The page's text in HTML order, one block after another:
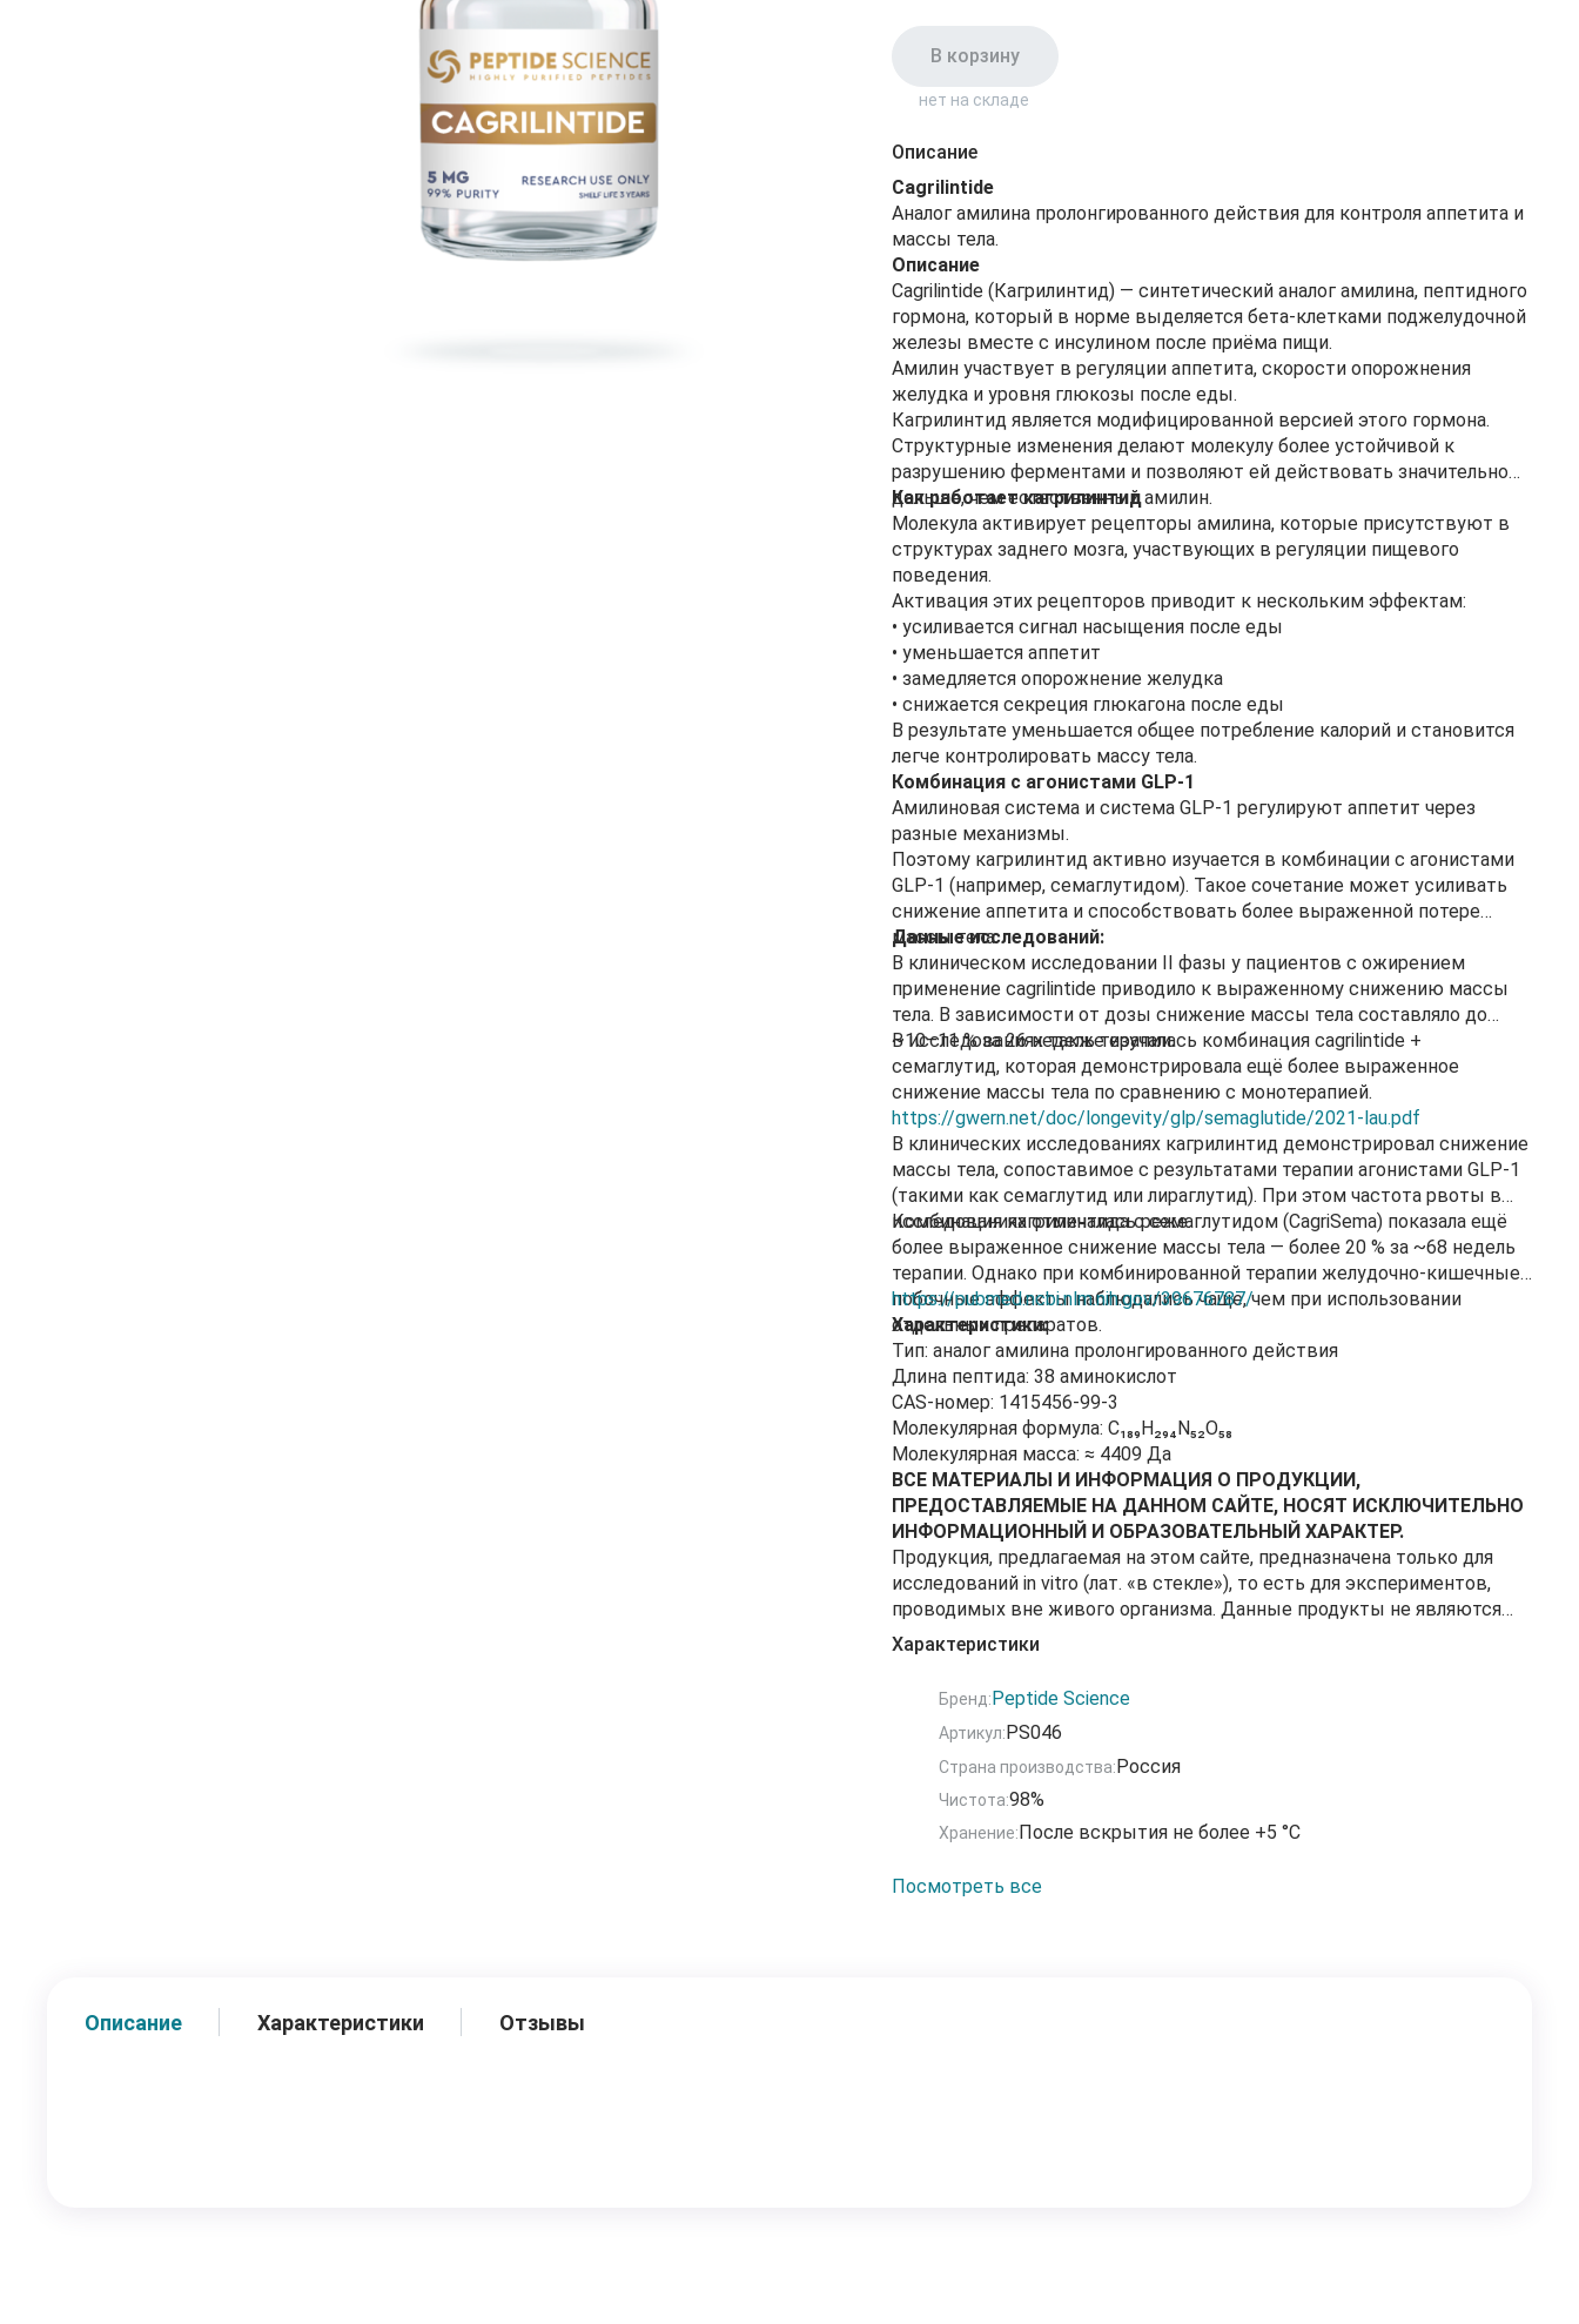
В корзину
нет на складе
Описание
Cagrilintide
Аналог амилина пролонгированного действия для контроля аппетита и
массы тела.
Описание
Cagrilintide (Кагрилинтид) — синтетический аналог амилина, пептидного
гормона, который в норме выделяется бета-клетками поджелудочной
железы вместе с инсулином после приёма пищи.
Амилин участвует в регуляции аппетита, скорости опорожнения
желудка и уровня глюкозы после еды.
Кагрилинтид является модифицированной версией этого гормона.
Структурные изменения делают молекулу более устойчивой к
разрушению ферментами и позволяют ей действовать значительно
дольше, чем естественный амилин.
Как работает кагрилинтид
Молекула активирует рецепторы амилина, которые присутствуют в
структурах заднего мозга, участвующих в регуляции пищевого
поведения.
Активация этих рецепторов приводит к нескольким эффектам:
• усиливается сигнал насыщения после еды
• уменьшается аппетит
• замедляется опорожнение желудка
• снижается секреция глюкагона после еды
В результате уменьшается общее потребление калорий и становится
легче контролировать массу тела.
Комбинация с агонистами GLP-1
Амилиновая система и система GLP-1 регулируют аппетит через
разные механизмы.
Поэтому кагрилинтид активно изучается в комбинации с агонистами
GLP-1 (например, семаглутидом). Такое сочетание может усиливать
снижение аппетита и способствовать более выраженной потере
массы тела.
Данные исследований:
В клиническом исследовании II фазы у пациентов с ожирением
применение cagrilintide приводило к выраженному снижению массы
тела. В зависимости от дозы снижение массы тела составляло до
~10–11 % за 26 недель терапии.
В исследованиях также изучалась комбинация cagrilintide +
семаглутид, которая демонстрировала ещё более выраженное
снижение массы тела по сравнению с монотерапией.
https://gwern.net/doc/longevity/glp/semaglutide/2021-lau.pdf
В клинических исследованиях кагрилинтид демонстрировал снижение
массы тела, сопоставимое с результатами терапии агонистами GLP-1
(такими как семаглутид или лираглутид). При этом частота рвоты в
исследованиях отмечалась реже.
Комбинация кагрилинтида с семаглутидом (CagriSema) показала ещё
более выраженное снижение массы тела — более 20 % за ~68 недель
терапии. Однако при комбинированной терапии желудочно-кишечные
побочные эффекты наблюдались чаще, чем при использовании
отдельных препаратов.
https://pubmed.ncbi.nlm.nih.gov/39676787/
Характеристики:
Тип: аналог амилина пролонгированного действия
Длина пептида: 38 аминокислот
CAS-номер: 1415456-99-3
Молекулярная формула: C₁₈₉H₂₉₄N₅₂O₅₈
Молекулярная масса: ≈ 4409 Да
ВСЕ МАТЕРИАЛЫ И ИНФОРМАЦИЯ О ПРОДУКЦИИ,
ПРЕДОСТАВЛЯЕМЫЕ НА ДАННОМ САЙТЕ, НОСЯТ ИСКЛЮЧИТЕЛЬНО
ИНФОРМАЦИОННЫЙ И ОБРАЗОВАТЕЛЬНЫЙ ХАРАКТЕР.
Продукция, предлагаемая на этом сайте, предназначена только для
исследований in vitro (лат. «в стекле»), то есть для экспериментов,
проводимых вне живого организма. Данные продукты не являются
лекарственными средствами и не были одобрены для профилактики,
лечения или диагностики каких-либо заболеваний, патологий или
нарушений здоровья.
ЗАПРЕЩЕНО ЗАКОНОМ введение этих веществ каким-либо
способом в организм человека или животных.
Характеристики
Бренд:Peptide Science
Артикул:PS046
Страна производства:Россия
Чистота:98%
Хранение:После вскрытия не более +5 °С
Посмотреть все
Описание Характеристики Отзывы